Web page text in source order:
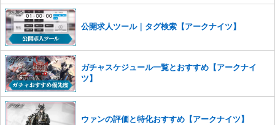
公開求人ツール｜タグ検索【アークナイツ】
ガチャスケジュール一覧とおすすめ【アークナイ
ツ】
ウァンの評価と特化おすすめ【アークナイツ】